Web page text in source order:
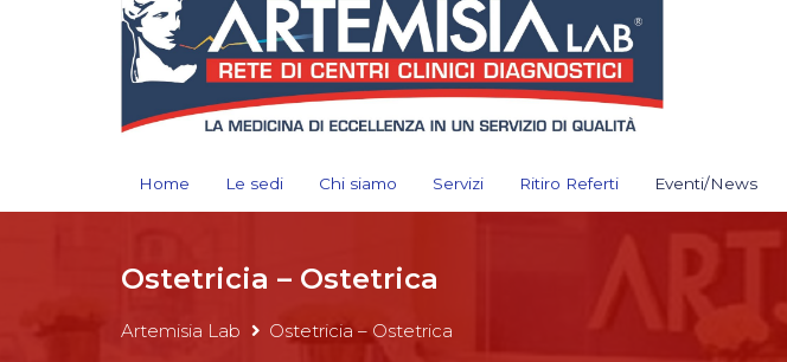
Home Le sedi Chi siamo Servizi Ritiro Referti Eventi/News
Ostetricia – Ostetrica
Artemisia Lab Ostetricia – Ostetrica